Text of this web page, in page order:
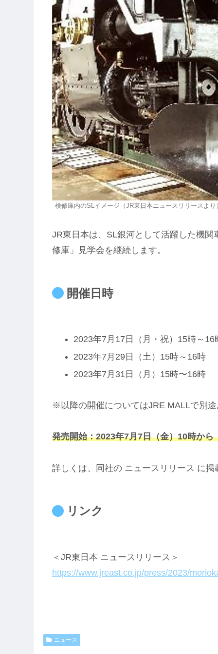
検修庫内のSLイメージ（JR東日本ニュースリリースより
JR東日本は、SL銀河として活躍した機
修庫」見学会を継続します。
開催日時
2023年7月17日（月・祝）15時～16
2023年7月29日（土）15時～16時
2023年7月31日（月）15時〜16時
※以降の開催についてはJRE MALLで別
発売開始：2023年7月7日（金）10時から
詳しくは、同社の ニュースリリース に
リンク
＜JR東日本 ニュースリリース＞
https://www.jreast.co.jp/press/2023/
ニュース